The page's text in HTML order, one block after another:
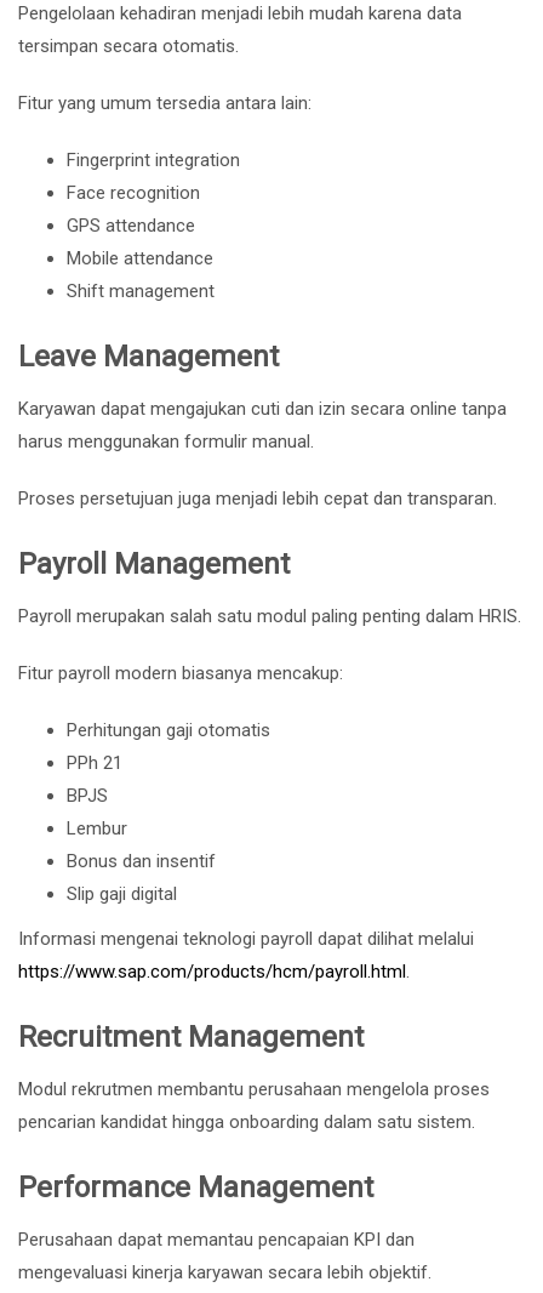
Pengelolaan kehadiran menjadi lebih mudah karena data
tersimpan secara otomatis.
Fitur yang umum tersedia antara lain:
Fingerprint integration
Face recognition
GPS attendance
Mobile attendance
Shift management
Leave Management
Karyawan dapat mengajukan cuti dan izin secara online tanpa
harus menggunakan formulir manual.
Proses persetujuan juga menjadi lebih cepat dan transparan.
Payroll Management
Payroll merupakan salah satu modul paling penting dalam HRIS.
Fitur payroll modern biasanya mencakup:
Perhitungan gaji otomatis
PPh 21
BPJS
Lembur
Bonus dan insentif
Slip gaji digital
Informasi mengenai teknologi payroll dapat dilihat melalui
https://www.sap.com/products/hcm/payroll.html.
Recruitment Management
Modul rekrutmen membantu perusahaan mengelola proses
pencarian kandidat hingga onboarding dalam satu sistem.
Performance Management
Perusahaan dapat memantau pencapaian KPI dan
mengevaluasi kinerja karyawan secara lebih objektif.